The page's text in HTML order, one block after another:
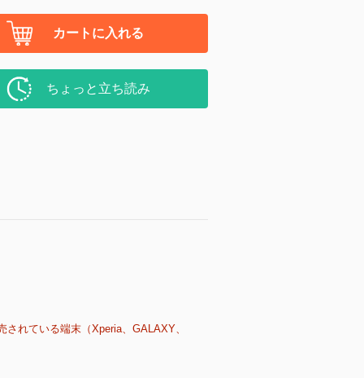
カートに入れる
ちょっと立ち読み
れている端末（Xperia、GALAXY、